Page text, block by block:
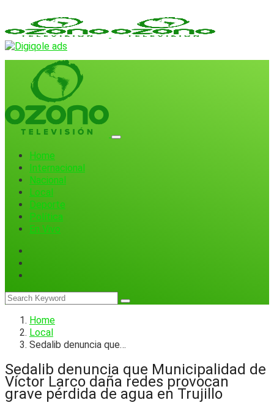
Home
Internacional
Nacional
Local
Deporte
Política
En Vivo
Home
Local
Sedalib denuncia que…
Sedalib denuncia que Municipalidad de
Víctor Larco daña redes provocan
grave pérdida de agua en Trujillo